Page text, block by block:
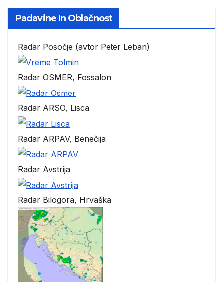
Padavine In Oblačnost
Radar Posočje (avtor Peter Leban)
Radar OSMER, Fossalon
Radar ARSO, Lisca
Radar ARPAV, Benečija
Radar Avstrija
Radar Bilogora, Hrvaška